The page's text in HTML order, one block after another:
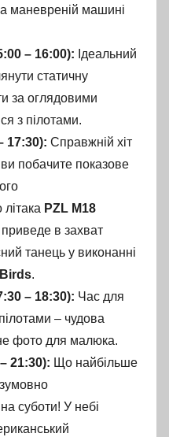
маневреній машині
– 16:00): Ідеальний
статичну
за оглядовими
з пілотами.
17:30): Справжній хіт
побачите показове
літака PZL M18
в захват
танець у виконанні
.
– 18:30): Час для
– чудова
фото для малюка.
21:30): Що найбільше
суботи! У небі